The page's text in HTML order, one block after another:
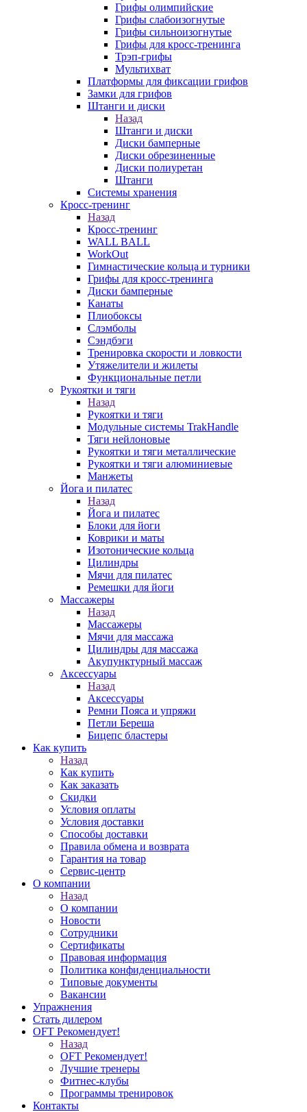
Грифы олимпийские
Грифы слабоизогнутые
Грифы сильноизогнутые
Грифы для кросс-тренинга
Трэп-грифы
Мультихват
Платформы для фиксации грифов
Замки для грифов
Штанги и диски
Назад
Штанги и диски
Диски бамперные
Диски обрезиненные
Диски полиуретан
Штанги
Системы хранения
Кросс-тренинг
Назад
Кросс-тренинг
WALL BALL
WorkOut
Гимнастические кольца и турники
Грифы для кросс-тренинга
Диски бамперные
Канаты
Плиобоксы
Слэмболы
Сэндбэги
Тренировка скорости и ловкости
Утяжелители и жилеты
Функциональные петли
Рукоятки и тяги
Назад
Рукоятки и тяги
Модульные системы TrakHandle
Тяги нейлоновые
Рукоятки и тяги металлические
Рукоятки и тяги алюминиевые
Манжеты
Йога и пилатес
Назад
Йога и пилатес
Блоки для йоги
Коврики и маты
Изотонические кольца
Цилиндры
Мячи для пилатес
Ремешки для йоги
Массажеры
Назад
Массажеры
Мячи для массажа
Цилиндры для массажа
Акупунктурный массаж
Аксессуары
Назад
Аксессуары
Ремни Пояса и упряжи
Петли Береша
Бицепс бластеры
Как купить
Назад
Как купить
Как заказать
Скидки
Условия оплаты
Условия доставки
Способы доставки
Правила обмена и возврата
Гарантия на товар
Сервис-центр
О компании
Назад
О компании
Новости
Сотрудники
Сертификаты
Правовая информация
Политика конфиденциальности
Типовые документы
Вакансии
Упражнения
Стать дилером
OFT Рекомендует!
Назад
OFT Рекомендует!
Лучшие тренеры
Фитнес-клубы
Программы тренировок
Контакты